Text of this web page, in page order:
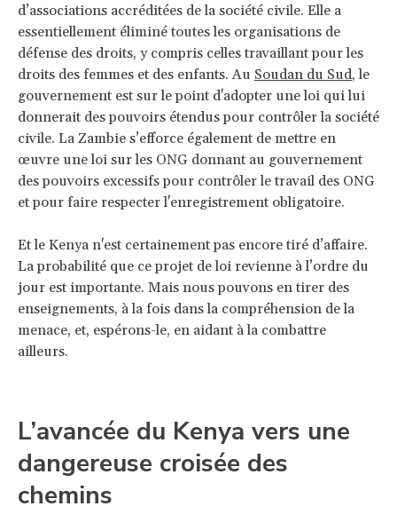
d’associations accréditées de la société civile. Elle a
essentiellement éliminé toutes les organisations de
défense des droits, y compris celles travaillant pour les
droits des femmes et des enfants. Au Soudan du Sud, le
gouvernement est sur le point d'adopter une loi qui lui
donnerait des pouvoirs étendus pour contrôler la société
civile. La Zambie s’efforce également de mettre en
œuvre une loi sur les ONG donnant au gouvernement
des pouvoirs excessifs pour contrôler le travail des ONG
et pour faire respecter l'enregistrement obligatoire.
Et le Kenya n'est certainement pas encore tiré d’affaire.
La probabilité que ce projet de loi revienne à l’ordre du
jour est importante. Mais nous pouvons en tirer des
enseignements, à la fois dans la compréhension de la
menace, et, espérons-le, en aidant à la combattre
ailleurs.
L’avancée du Kenya vers une
dangereuse croisée des
chemins